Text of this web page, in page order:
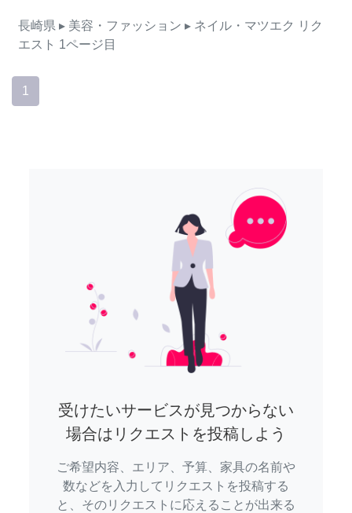
長崎県 ▸ 美容・ファッション ▸ ネイル・マツエク リク
エスト 1ページ目
1
受けたいサービスが見つからない
場合はリクエストを投稿しよう
ご希望内容、エリア、予算、家具の名前や
数などを入力してリクエストを投稿する
と、そのリクエストに応えることが出来る